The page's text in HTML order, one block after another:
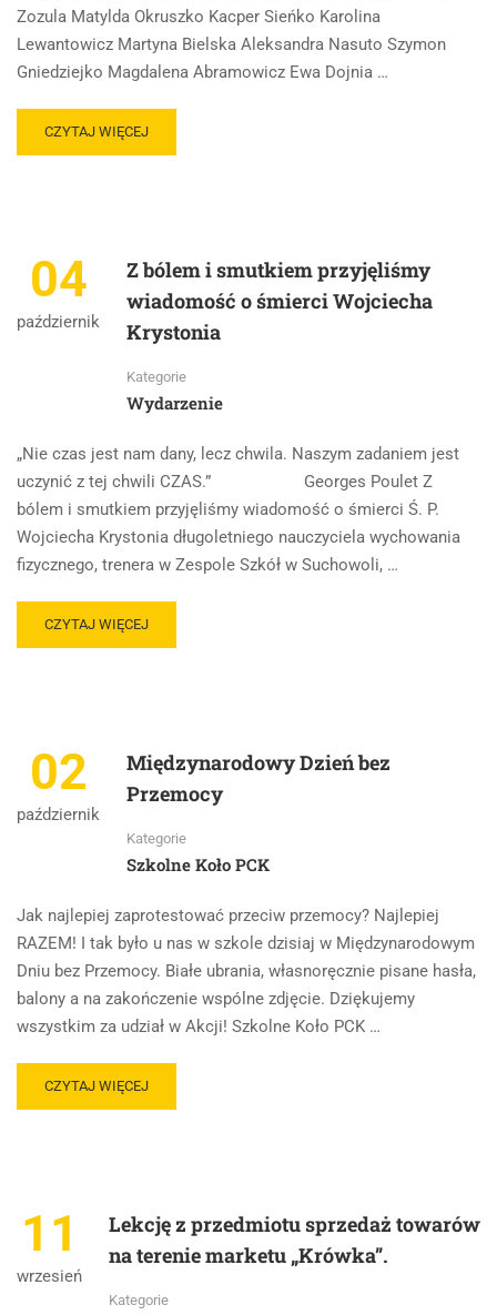
Zozula Matylda Okruszko Kacper Sieńko Karolina
Lewantowicz Martyna Bielska Aleksandra Nasuto Szymon
Gniedziejko Magdalena Abramowicz Ewa Dojnia …
CZYTAJ WIĘCEJ
04
październik
Z bólem i smutkiem przyjęliśmy
wiadomość o śmierci Wojciecha
Krystonia
Kategorie
Wydarzenie
„Nie czas jest nam dany, lecz chwila. Naszym zadaniem jest
uczynić z tej chwili CZAS.” Georges Poulet Z
bólem i smutkiem przyjęliśmy wiadomość o śmierci Ś. P.
Wojciecha Krystonia długoletniego nauczyciela wychowania
fizycznego, trenera w Zespole Szkół w Suchowoli, …
CZYTAJ WIĘCEJ
02
październik
Międzynarodowy Dzień bez
Przemocy
Kategorie
Szkolne Koło PCK
Jak najlepiej zaprotestować przeciw przemocy? Najlepiej
RAZEM! I tak było u nas w szkole dzisiaj w Międzynarodowym
Dniu bez Przemocy. Białe ubrania, własnoręcznie pisane hasła,
balony a na zakończenie wspólne zdjęcie. Dziękujemy
wszystkim za udział w Akcji! Szkolne Koło PCK …
CZYTAJ WIĘCEJ
11
wrzesień
Lekcję z przedmiotu sprzedaż towarów
na terenie marketu „Krówka”.
Kategorie